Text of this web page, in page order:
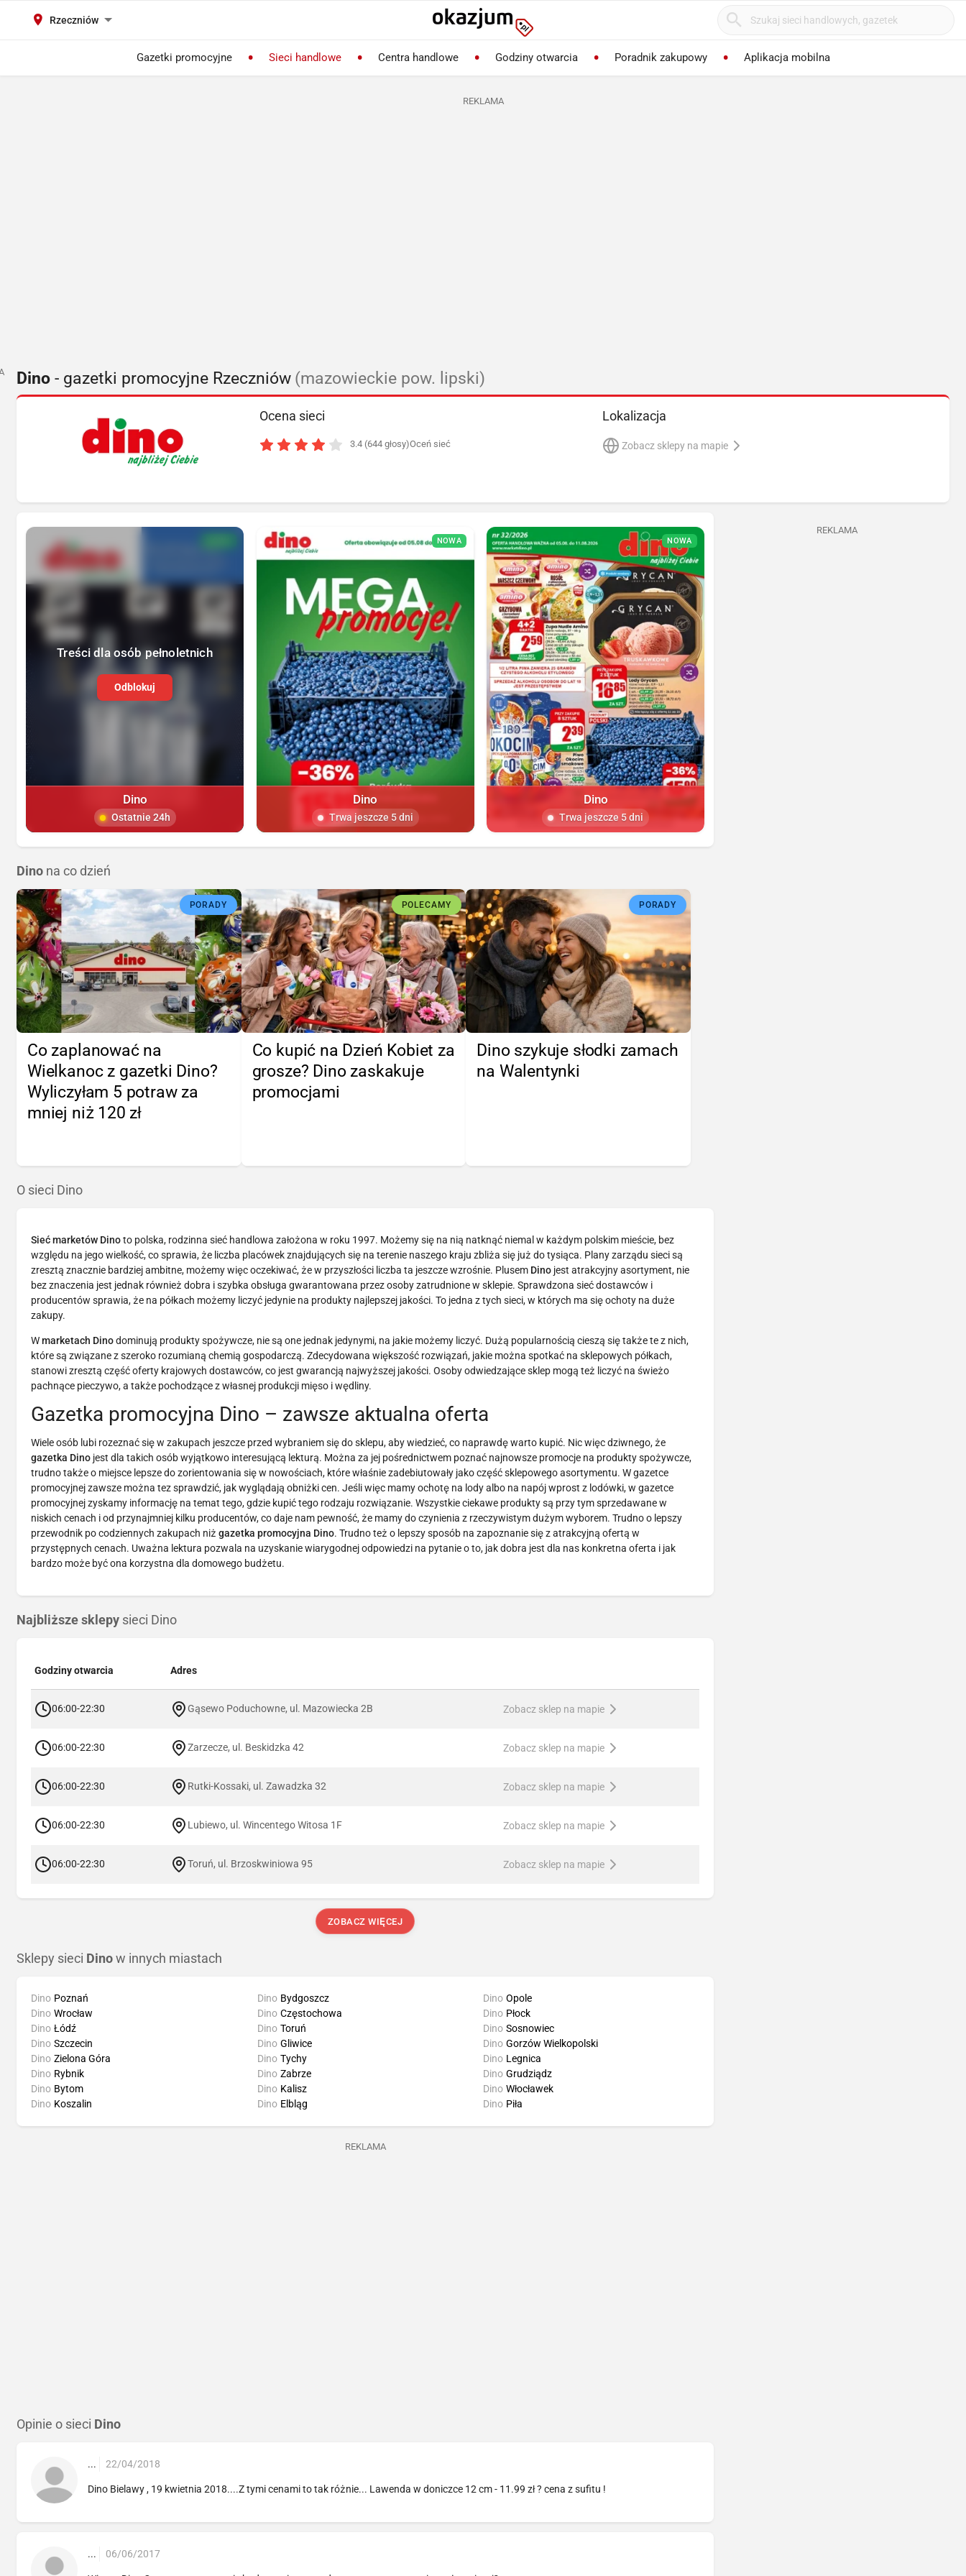
Rzeczniów
Gazetki promocyjne Sieci handlowe Centra handlowe Godziny otwarcia Poradnik zakupowy Aplikacja mobilna
REKLAMA
Dino - gazetki promocyjne Rzeczniów (mazowieckie pow. lipski)
Ocena sieci
3.4 (644 głosy)Oceń sieć
Lokalizacja
Zobacz sklepy na mapie
Treści dla osób pełnoletnich
Odblokuj
Dino
Ostatnie 24h
NOWA
Dino
Trwa jeszcze 5 dni
NOWA
Dino
Trwa jeszcze 5 dni
Dino na co dzień
PORADY
Co zaplanować na
Wielkanoc z gazetki Dino?
Wyliczyłam 5 potraw za
mniej niż 120 zł
POLECAMY
Co kupić na Dzień Kobiet za
grosze? Dino zaskakuje
promocjami
PORADY
Dino szykuje słodki zamach
na Walentynki
O sieci Dino
Sieć marketów Dinoto polska, rodzinna sieć handlowa założona w roku 1997. Możemy się na nią natknąć niemal w każdym polskim mieście, bez
względu na jego wielkość, co sprawia, że liczba placówek znajdujących się na terenie naszego kraju zbliża się już do tysiąca. Plany zarządu sieci są
zresztą znacznie bardziej ambitne, możemy więc oczekiwać, że w przyszłości liczba ta jeszcze wzrośnie. Plusem Dino jest atrakcyjny asortyment, nie
bez znaczenia jest jednak również dobra i szybka obsługa gwarantowana przez osoby zatrudnione w sklepie. Sprawdzona sieć dostawców i
producentów sprawia, że na półkach możemy liczyć jedynie na produkty najlepszej jakości. To jedna z tych sieci, w których ma się ochoty na duże
zakupy.
Wmarketach Dinodominują produkty spożywcze, nie są one jednak jedynymi, na jakie możemy liczyć. Dużą popularnością cieszą się także te z nich,
które są związane z szeroko rozumianą chemią gospodarczą. Zdecydowana większość rozwiązań, jakie można spotkać na sklepowych półkach,
stanowi zresztą część oferty krajowych dostawców, co jest gwarancją najwyższej jakości. Osoby odwiedzające sklep mogą też liczyć na świeżo
pachnące pieczywo, a także pochodzące z własnej produkcji mięso i wędliny.
Gazetka promocyjna Dino – zawsze aktualna oferta
Wiele osób lubi rozeznać się w zakupach jeszcze przed wybraniem się do sklepu, aby wiedzieć, co naprawdę warto kupić. Nic więc dziwnego, że
gazetka Dino jest dla takich osób wyjątkowo interesującą lekturą. Można za jej pośrednictwem poznać najnowsze promocje na produkty spożywcze,
trudno także o miejsce lepsze do zorientowania się w nowościach, które właśnie zadebiutowały jako część sklepowego asortymentu. W gazetce
promocyjnej zawsze można tez sprawdzić, jak wyglądają obniżki cen. Jeśli więc mamy ochotę na lody albo na napój wprost z lodówki, w gazetce
promocyjnej zyskamy informację na temat tego, gdzie kupić tego rodzaju rozwiązanie. Wszystkie ciekawe produkty są przy tym sprzedawane w
niskich cenach i od przynajmniej kilku producentów, co daje nam pewność, że mamy do czynienia z rzeczywistym dużym wyborem. Trudno o lepszy
przewodnik po codziennych zakupach niż gazetka promocyjna Dino. Trudno też o lepszy sposób na zapoznanie się z atrakcyjną ofertą w
przystępnych cenach. Uważna lektura pozwala na uzyskanie wiarygodnej odpowiedzi na pytanie o to, jak dobra jest dla nas konkretna oferta i jak
bardzo może być ona korzystna dla domowego budżetu.
Najbliższe sklepy sieci Dino
Godziny otwarcia Adres
06:00-22:30 Gąsewo Poduchowne, ul. Mazowiecka 2B Zobacz sklep na mapie
06:00-22:30 Zarzecze, ul. Beskidzka 42 Zobacz sklep na mapie
06:00-22:30 Rutki-Kossaki, ul. Zawadzka 32 Zobacz sklep na mapie
06:00-22:30 Lubiewo, ul. Wincentego Witosa 1F Zobacz sklep na mapie
06:00-22:30 Toruń, ul. Brzoskwiniowa 95 Zobacz sklep na mapie
ZOBACZ WIĘCEJ
Sklepy sieci Dino w innych miastach
Dino Poznań
Dino Wrocław
Dino Łódź
Dino Szczecin
Dino Bydgoszcz
Dino Częstochowa
Dino Toruń
Dino Gliwice
Dino Opole
Dino Płock
Dino Sosnowiec
Dino Gorzów Wielkopolski
Dino Zielona Góra
Dino Rybnik
Dino Bytom
Dino Koszalin
Dino Tychy
Dino Zabrze
Dino Kalisz
Dino Elbląg
Dino Legnica
Dino Grudziądz
Dino Włocławek
Dino Piła
REKLAMA
Opinie o sieci Dino
... 22/04/2018
Dino Bielawy , 19 kwietnia 2018....Z tymi cenami to tak różnie... Lawenda w doniczce 12 cm - 11.99 zł ? cena z sufitu !
... 06/06/2017
REKLAMA